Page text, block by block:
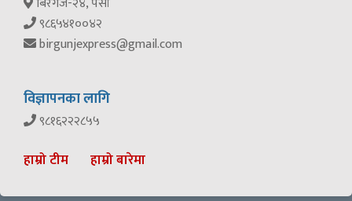
९८६५४१००४२
birgunjexpress@gmail.com
विज्ञापनका लागि
९८१६२२२८५५
हाम्रो टीम हाम्रो बारेमा